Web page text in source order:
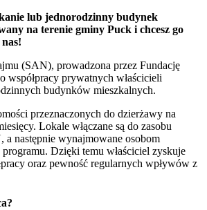
lub jednorodzinny budynek
na terenie gminy Puck i chcesz go
(SAN), prowadzona przez Fundację
współpracy prywatnych właścicieli
budynków mieszkalnych.
przeznaczonych do dzierżawy na
Lokale włączane są do zasobu
a następnie wynajmowane osobom
Dzięki temu właściciel zyskuje
oraz pewność regularnych wpływów z